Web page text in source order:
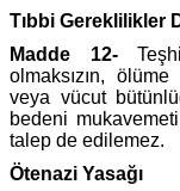
Tıbbi Gereklilikler
Madde 12-
olmaksızın,
veya vücut
bedeni
talep de edilemez.
Ötenazi Yasağı